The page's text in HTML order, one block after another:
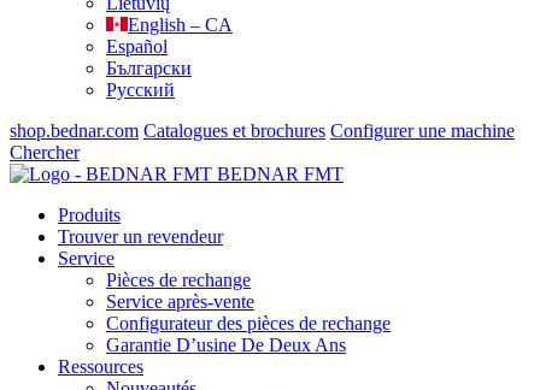
English – CA
Español
Български
Русский
shop.bednar.com Catalogues et brochures Configurer une machine
Chercher
BEDNAR FMT
Produits
Trouver un revendeur
Service
Pièces de rechange
Service après-vente
Configurateur des pièces de rechange
Garantie D’usine De Deux Ans
Ressources